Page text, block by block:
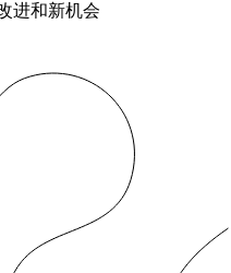
进和新机会